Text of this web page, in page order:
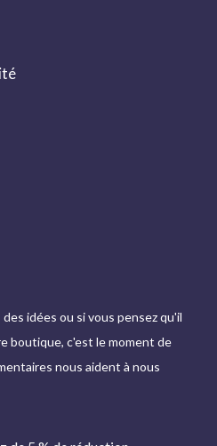
idées ou si vous pensez qu'il
boutique, c'est le moment de
nous aident à nous